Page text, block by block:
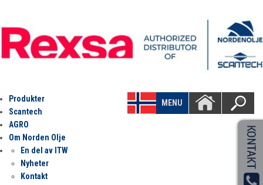
MENU
Produkter
Scantech
AGRO
Om Norden Olje
En del av ITW
Nyheter
Kontakt